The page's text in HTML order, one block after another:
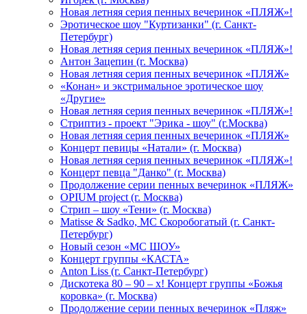
Новая летняя серия пенных вечеринок «ПЛЯЖ»!
Эротическое шоу "Куртизанки" (г. Санкт-
Петербург)
Новая летняя серия пенных вечеринок «ПЛЯЖ»!
Антон Зацепин (г. Москва)
Новая летняя серия пенных вечеринок «ПЛЯЖ»
«Конан» и экстримальное эротическое шоу
«Другие»
Новая летняя серия пенных вечеринок «ПЛЯЖ»!
Стриптиз - проект "Эрика - шоу" (г.Москва)
Новая летняя серия пенных вечеринок «ПЛЯЖ»
Концерт певицы «Натали» (г. Москва)
Новая летняя серия пенных вечеринок «ПЛЯЖ»!
Концерт певца "Данко" (г. Москва)
Продолжение серии пенных вечеринок «ПЛЯЖ»
OPIUM project (г. Москва)
Стрип – шоу «Тени» (г. Москва)
Matissе & Sadko, MC Скоробогатый (г. Санкт-
Петербург)
Новый сезон «МС ШОУ»
Концерт группы «КАСТА»
Anton Liss (г. Санкт-Петербург)
Дискотека 80 – 90 – х! Концерт группы «Божья
коровка» (г. Москва)
Продолжение серии пенных вечеринок «Пляж»